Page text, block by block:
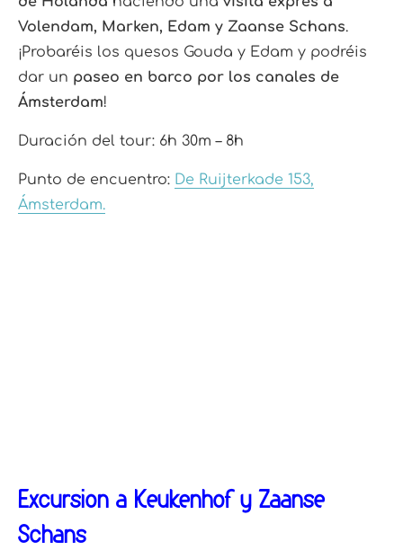
Volendam, Marken, Edam y Zaanse Schans.
¡Probaréis los quesos Gouda y Edam y podréis
dar un paseo en barco por los canales de
Ámsterdam!
Duración del tour: 6h 30m – 8h
Punto de encuentro: De Ruijterkade 153,
Ámsterdam.
Excursión a Keukenhof y Zaanse
Schans